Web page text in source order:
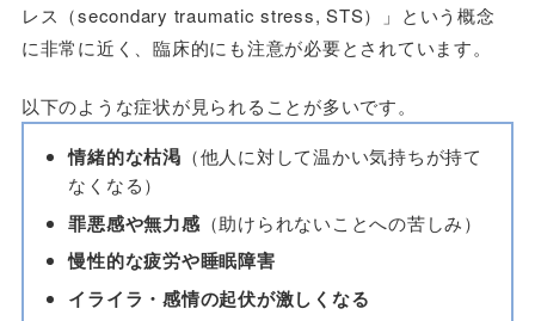
レス（secondary traumatic stress, STS）」という概念
に非常に近く、臨床的にも注意が必要とされています。
以下のような症状が見られることが多いです。
情緒的な枯渇 （他人に対して温かい気持ちが持て
なくなる）
罪悪感や無力感 （助けられないことへの苦しみ）
慢性的な疲労や睡眠障害
イライラ・感情の起伏が激しくなる